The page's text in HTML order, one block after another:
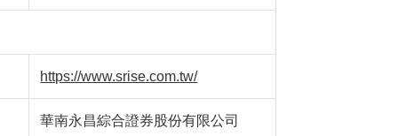
https://www.srise.com.tw/
華南永昌綜合證券股份有限公司